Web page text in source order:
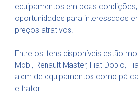
equipamentos em boas
oportunidades para interessados
preços atrativos.
Entre os itens disponíveis estão
Mobi, Renault Master, Fiat Doblo,
além de equipamentos como pá
e trator.